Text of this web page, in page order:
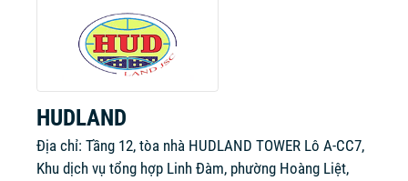
HUDLAND
Địa chỉ: Tầng 12, tòa nhà HUDLAND TOWER Lô A-CC7,
Khu dịch vụ tổng hợp Linh Đàm, phường Hoàng Liệt,